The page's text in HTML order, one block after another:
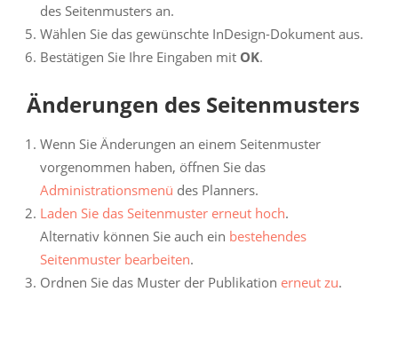
des Seitenmusters an.
Wählen Sie das gewünschte InDesign-Dokument aus.
Bestätigen Sie Ihre Eingaben mit OK.
Änderungen des Seitenmusters
Wenn Sie Änderungen an einem Seitenmuster
vorgenommen haben, öffnen Sie das
Administrationsmenü des Planners.
Laden Sie das Seitenmuster erneut hoch.
Alternativ können Sie auch ein bestehendes
Seitenmuster bearbeiten.
Ordnen Sie das Muster der Publikation erneut zu.